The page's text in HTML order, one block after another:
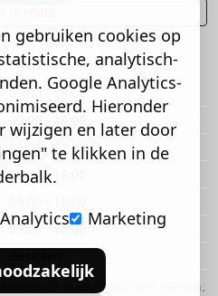
09:00 - 18:00
09:00 - 18:00
09:00 - 12:30
09:00 - 18:00
09:00 - 16:00
openingstijden gelden.
gebruiken cookies op
analytisch-
Google Analytics-
Hieronder
wijzigen en later door
te klikken in de
Analytics Marketing